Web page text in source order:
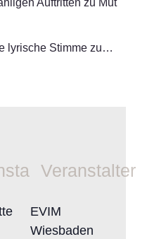
Auftritten zu Mut
lyrische Stimme zu…
Veranstalter
EVIM
Wiesbaden